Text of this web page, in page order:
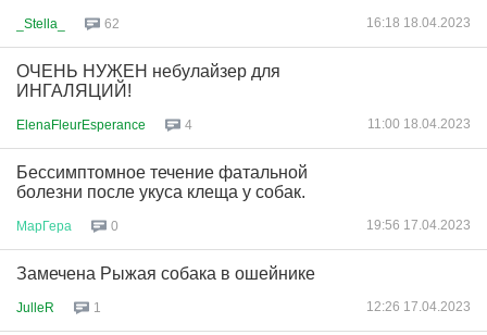
_Stella_ 62 16:18 18.04.2023
ОЧЕНЬ НУЖЕН небулайзер для
ИНГАЛЯЦИЙ!
ElenaFleurEsperance 4 11:00 18.04.2023
Бессимптомное течение фатальной
болезни после укуса клеща у собак.
МарГера 0 19:56 17.04.2023
Замечена Рыжая собака в ошейнике
JulleR 1 12:26 17.04.2023